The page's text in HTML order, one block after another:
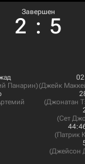
Завершен
2 : 5
Панарин)(Джейк
(Джонатан
(Сет
(Патрик
(Джейсон